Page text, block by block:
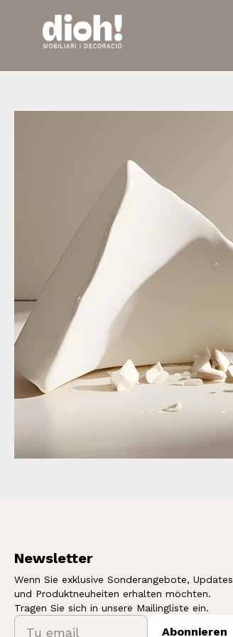
Newsletter
Wenn Sie exklusive Sonderangebote, Updates
und Produktneuheiten erhalten möchten.
Tragen Sie sich in unsere Mailingliste ein.
Abonnieren